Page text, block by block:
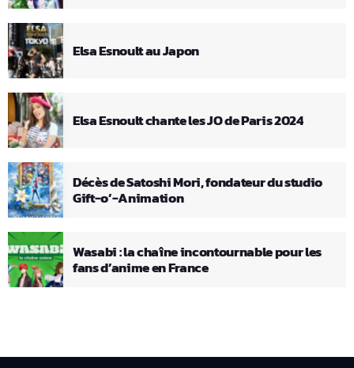
Elsa Esnoult au Japon
Elsa Esnoult chante les JO de Paris 2024
Décès de Satoshi Mori, fondateur du studio
Gift-o’-Animation
Wasabi : la chaîne incontournable pour les
fans d’anime en France